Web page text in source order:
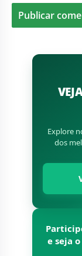
Explore
dos
e seja